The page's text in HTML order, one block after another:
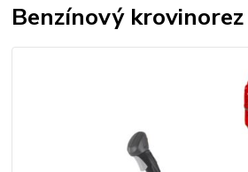
Benzínový